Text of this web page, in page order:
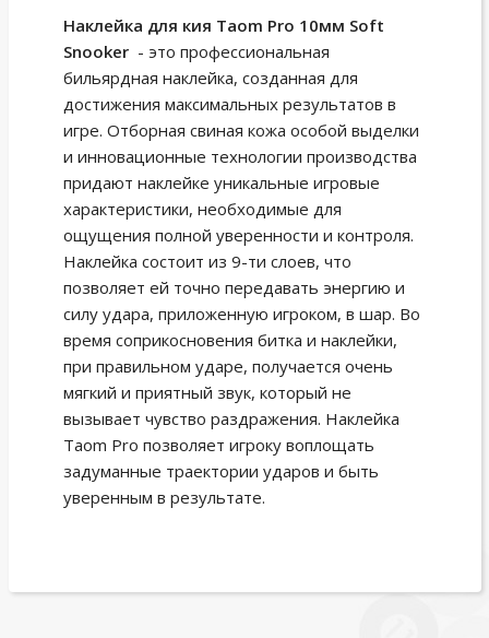
Наклейка для кия Taom Pro 10мм Soft
Snooker - это профессиональная
бильярдная наклейка, созданная для
достижения максимальных результатов в
игре. Отборная свиная кожа особой выделки
и инновационные технологии производства
придают наклейке уникальные игровые
характеристики, необходимые для
ощущения полной уверенности и контроля.
Наклейка состоит из 9-ти слоев, что
позволяет ей точно передавать энергию и
силу удара, приложенную игроком, в шар. Во
время соприкосновения битка и наклейки,
при правильном ударе, получается очень
мягкий и приятный звук, который не
вызывает чувство раздражения. Наклейка
Taom Pro позволяет игроку воплощать
задуманные траектории ударов и быть
уверенным в результате.